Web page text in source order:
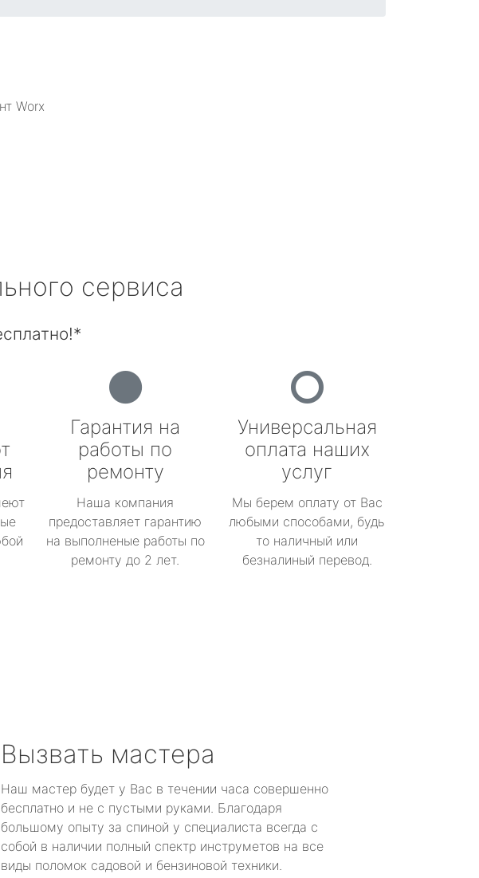
сервиса
Гарантия на
работы по
ремонту
Наша компания
предоставляет гарантию
на выполненые работы по
ремонту до 2 лет.
Универсальная
оплата наших
услуг
Мы берем оплату от Вас
любыми способами, будь
то наличный или
безналиный перевод.
Вызвать мастера
Наш мастер будет у Вас в течении часа совершенно
бесплатно и не с пустыми руками. Благодаря
большому опыту за спиной у специалиста всегда с
собой в наличии полный спектр инструметов на все
виды поломок садовой и бензиновой техники.